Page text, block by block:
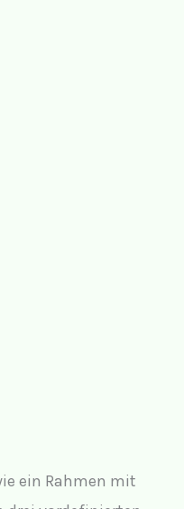
ein Rahmen mit